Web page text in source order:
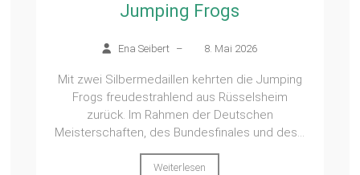
Jumping Frogs
Ena Seibert – 8. Mai 2026
Mit zwei Silbermedaillen kehrten die Jumping
Frogs freudestrahlend aus Rüsselsheim
zurück. Im Rahmen der Deutschen
Meisterschaften, des Bundesfinales und des...
Weiterlesen